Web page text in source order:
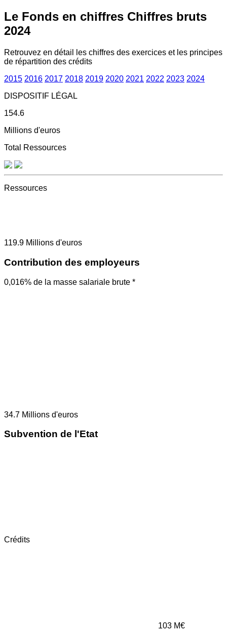
Le Fonds en chiffres Chiffres bruts
2024
Retrouvez en détail les chiffres des exercices et les principes
de répartition des crédits
2015 2016 2017 2018 2019 2020 2021 2022 2023 2024
DISPOSITIF LÉGAL
154.6
Millions d'euros
Total Ressources
Ressources
119.9 Millions d'euros
Contribution des employeurs
0,016% de la masse salariale brute *
34.7 Millions d'euros
Subvention de l'Etat
Crédits
103 M€